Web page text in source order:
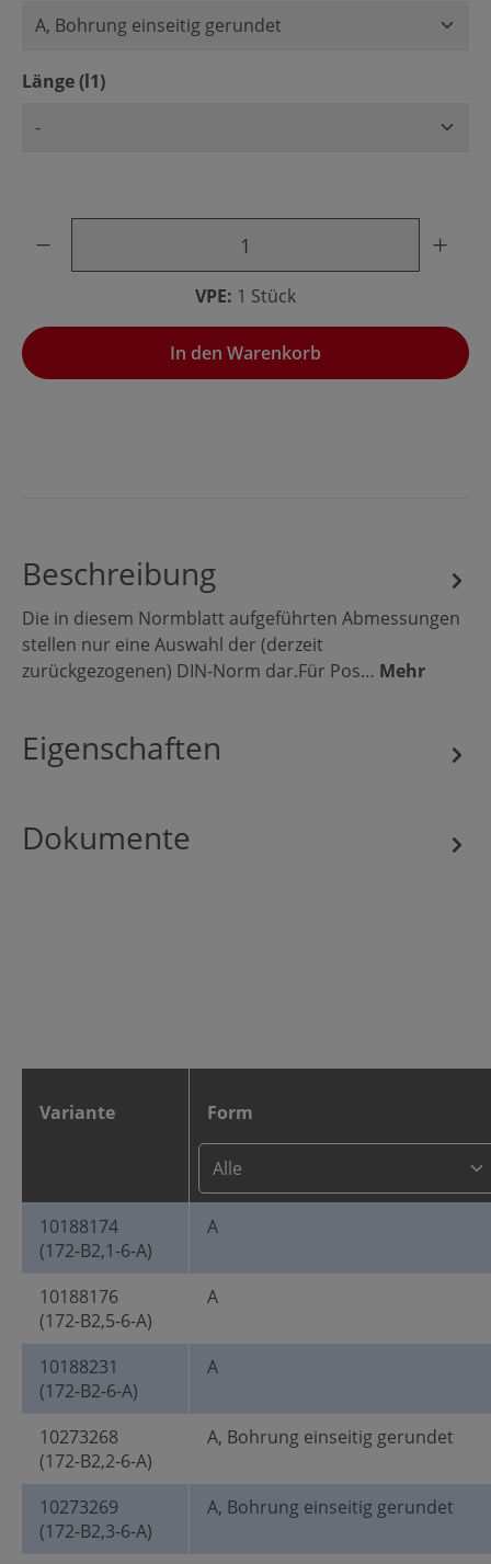
Länge (l1)auswählen
VPE: 1 Stück
In den Warenkorb
Beschreibung
Die in diesem Normblatt aufgeführten Abmessungen
stellen nur eine Auswahl der (derzeit
zurückgezogenen) DIN-Norm dar.Für Pos… Mehr
Eigenschaften
Dokumente
Variante Form
10188174
(172-B2,1-6-A)
A
10188176
(172-B2,5-6-A)
A
10188231
(172-B2-6-A)
A
10273268
(172-B2,2-6-A)
A, Bohrung einseitig gerundet
10273269
(172-B2,3-6-A)
A, Bohrung einseitig gerundet